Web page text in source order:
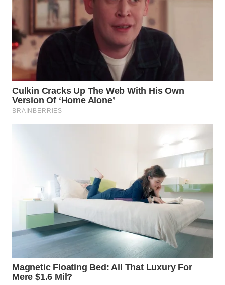
INDRAMAYU
WN
KUNINGAN
WN
MAJALENGKA
WN
SUBANG
PURWAKARTA
WN
PRIANGAN
TIMUR
WN
SEMARANG